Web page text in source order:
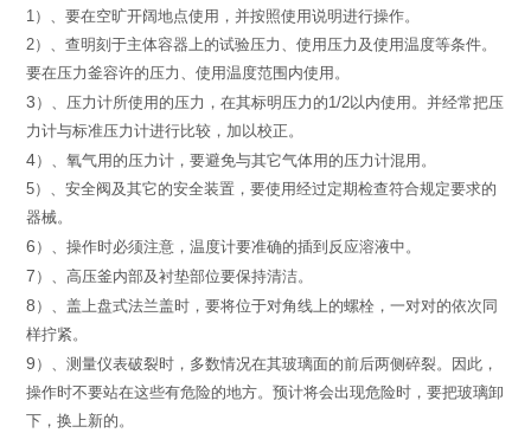
1） 、要在空旷开阔地点使用，并按照使用说明进行操作。
2） 、查明刻于主体容器上的试验压力、使用压力及使用温度等条件。
要在压力釜容许的压力、使用温度范围内使用。
3 ） 、压力计所使用的压力，在其标明压力的1/2以内使用。并经常把压
力计与标准压力计进行比较，加以校正。
4） 、氧气用的压力计，要避免与其它气体用的压力计混用。
5） 、安全阀及其它的安全装置，要使用经过定期检查符合规定要求的
器械。
6 ） 、操作时必须注意，温度计要准确的插到反应溶液中。
7 ） 、高压釜内部及衬垫部位要保持清洁。
8 ） 、盖上盘式法兰盖时，要将位于对角线上的螺栓，一对对的依次同
样拧紧。
9 ） 、测量仪表破裂时，多数情况在其玻璃面的前后两侧碎裂。因 此，
操作时不要站在这些有危险的地方。预计将会出现危险时，要把玻璃卸
下，换上新的。